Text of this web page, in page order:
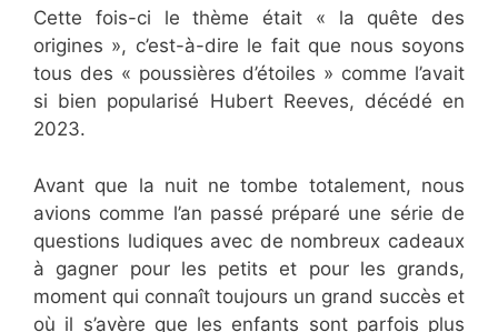
Cette fois-ci le thème était « la quête des
origines », c’est-à-dire le fait que nous soyons
tous des « poussières d’étoiles » comme l’avait
si bien popularisé Hubert Reeves, décédé en
2023.
Avant que la nuit ne tombe totalement, nous
avions comme l’an passé préparé une série de
questions ludiques avec de nombreux cadeaux
à gagner pour les petits et pour les grands,
moment qui connaît toujours un grand succès et
où il s’avère que les enfants sont parfois plus